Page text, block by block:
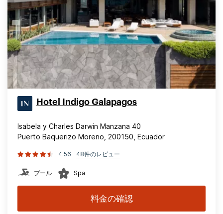
Hotel Indigo Galapagos
Isabela y Charles Darwin Manzana 40
Puerto Baquerizo Moreno, 200150, Ecuador
4.56 48件のレビュー
プール Spa
料金の確認